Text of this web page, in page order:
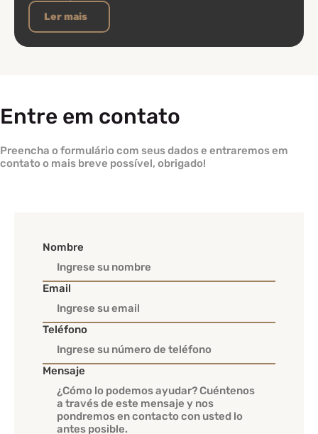
Ler mais
Entre em contato
Preencha o formulário com seus dados e entraremos em
contato o mais breve possível, obrigado!
Nombre
Email
Teléfono
Mensaje